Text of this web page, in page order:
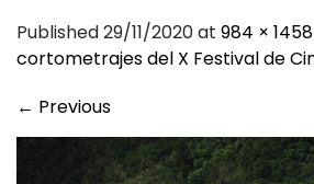
Published 29/11/2020 at 984 × 1458
cortometrajes del X Festival de
← Previous